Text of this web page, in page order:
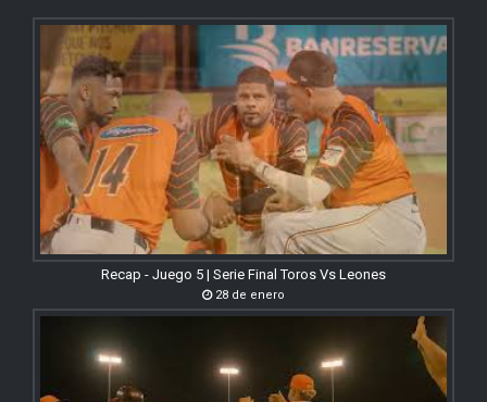
Recap - Juego 5 | Serie Final Toros Vs Leones
28 de enero